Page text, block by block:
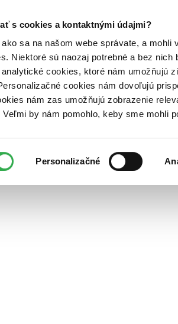
s cookies a kontaktnými údajmi?
sa na našom webe správate, a mohli
Niektoré sú naozaj potrebné a bez
cookies, ktoré nám umožňujú
cookies nám dovoľujú
nám zas umožňujú zobrazenie
by nám pomohlo, keby sme mohli
Personalizačné
Kontakt